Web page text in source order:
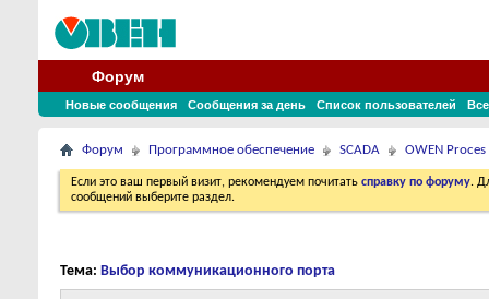
Форум
Новые сообщения Сообщения за день Список пользователей
Форум Программное обеспечение SCADA OWEN
Если это ваш первый визит, рекомендуем почитать справку по форуму.
сообщений выберите раздел.
Тема: Выбор коммуникационного порта